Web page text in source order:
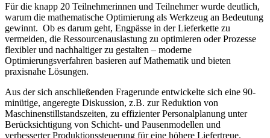
Für die knapp 20 Teilnehmerinnen und Teilnehmer wurde deutlich,
warum die mathematische Optimierung als Werkzeug an Bedeutung
gewinnt. Ob es darum geht, Engpässe in der Lieferkette zu
vermeiden, die Ressourcenauslastung zu optimieren oder Prozesse
flexibler und nachhaltiger zu gestalten – moderne
Optimierungsverfahren basieren auf Mathematik und bieten
praxisnahe Lösungen.
Aus der sich anschließenden Fragerunde entwickelte sich eine 90-
minütige, angeregte Diskussion, z.B. zur Reduktion von
Maschinenstillstandszeiten, zu effizienter Personalplanung unter
Berücksichtigung von Schicht- und Pausenmodellen und
verbesserter Produktionssteuerung für eine höhere Liefertreue.